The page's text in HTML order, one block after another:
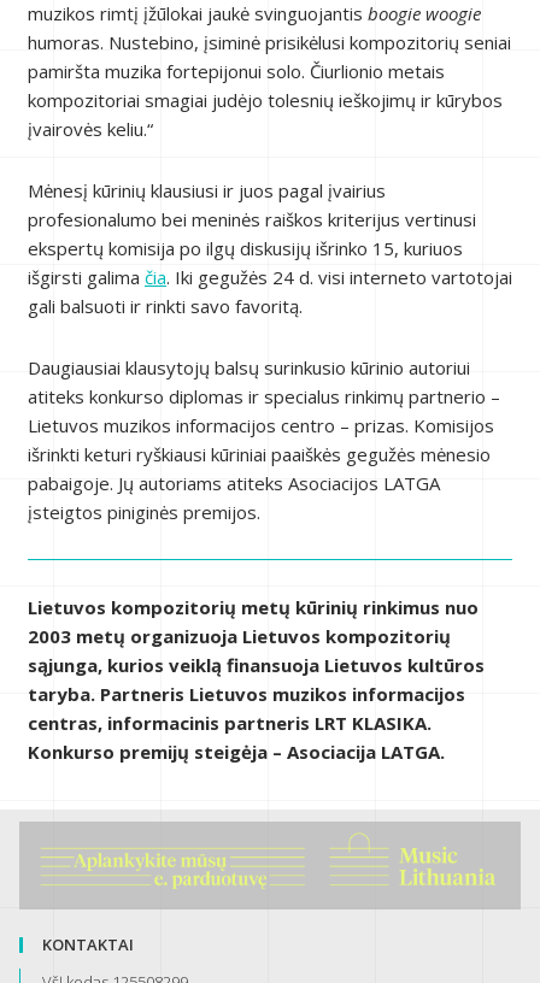
muzikos rimtį įžūlokai jaukė svinguojantis boogie woogie
humoras. Nustebino, įsiminė prisikėlusi kompozitorių seniai
pamiršta muzika fortepijonui solo. Čiurlionio metais
kompozitoriai smagiai judėjo tolesnių ieškojimų ir kūrybos
įvairovės keliu.“
Mėnesį kūrinių klausiusi ir juos pagal įvairius
profesionalumo bei meninės raiškos kriterijus vertinusi
ekspertų komisija po ilgų diskusijų išrinko 15, kuriuos
išgirsti galima čia. Iki gegužės 24 d. visi interneto vartotojai
gali balsuoti ir rinkti savo favoritą.
Daugiausiai klausytojų balsų surinkusio kūrinio autoriui
atiteks konkurso diplomas ir specialus rinkimų partnerio –
Lietuvos muzikos informacijos centro – prizas. Komisijos
išrinkti keturi ryškiausi kūriniai paaiškės gegužės mėnesio
pabaigoje. Jų autoriams atiteks Asociacijos LATGA
įsteigtos piniginės premijos.
Lietuvos kompozitorių metų kūrinių rinkimus nuo
2003 metų organizuoja Lietuvos kompozitorių
sąjunga, kurios veiklą finansuoja Lietuvos kultūros
taryba. Partneris Lietuvos muzikos informacijos
centras, informacinis partneris LRT KLASIKA.
Konkurso premijų steigėja – Asociacija LATGA.
KONTAKTAI